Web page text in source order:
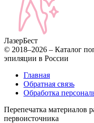
ЛазерБест
© 2018–2026 – Каталог
эпиляции в России
Главная
Обратная связь
Обработка
Перепечатка материалов
первоисточника